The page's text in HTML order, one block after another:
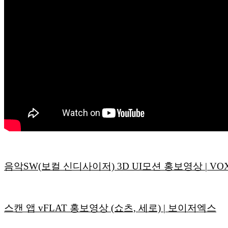
음악SW(보컬 신디사이저) 3D UI모션 홍보영상 |
스캔 앱 vFLAT 홍보영상 (쇼츠, 세로) | 보이저엑스